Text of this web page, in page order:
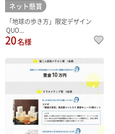
ネット懸賞
「地球の歩き方」限定デザイン
QUO...
20名様